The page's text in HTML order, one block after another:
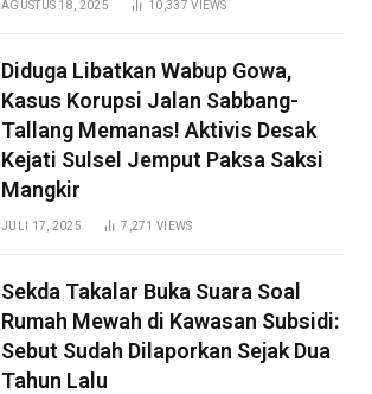
AGUSTUS 18, 2025 10,337VIEWS
Diduga Libatkan Wabup Gowa,
Kasus Korupsi Jalan Sabbang-
Tallang Memanas! Aktivis Desak
Kejati Sulsel Jemput Paksa Saksi
Mangkir
JULI 17, 2025 7,271VIEWS
Sekda Takalar Buka Suara Soal
Rumah Mewah di Kawasan Subsidi:
Sebut Sudah Dilaporkan Sejak Dua
Tahun Lalu